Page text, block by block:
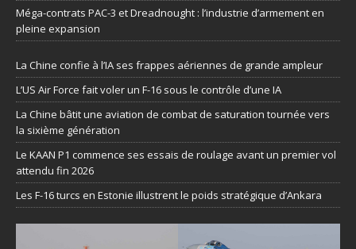
Méga-contrats PAC-3 et Dreadnought : l’industrie d’armement en
pleine expansion
La Chine confie à l’IA ses frappes aériennes de grande ampleur
L’US Air Force fait voler un F-16 sous le contrôle d’une IA
La Chine bâtit une aviation de combat de saturation tournée vers
la sixième génération
Le KAAN P1 commence ses essais de roulage avant un premier vol
attendu fin 2026
Les F-16 turcs en Estonie illustrent le poids stratégique d’Ankara